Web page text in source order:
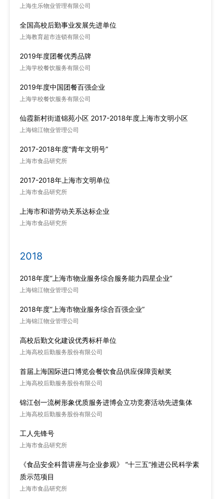
上海生乐物业管理有限公司
全国高校后勤事业发展先进单位
上海教育超市连锁有限公司
2019年度团餐优秀品牌
上海学校餐饮服务有限公司
2019年度中国团餐百强企业
上海学校餐饮服务有限公司
仙霞新村街道锦苑小区 2017-2018年度上海市文明小区
上海锦江物业管理公司
2017-2018年度“青年文明号”
上海市食品研究所
2017-2018年上海市文明单位
上海市食品研究所
上海市和谐劳动关系达标企业
上海市食品研究所
2018
2018年度“上海市物业服务综合服务能力四星企业”
上海锦江物业管理公司
2018年度“上海市物业服务综合百强企业”
上海锦江物业管理公司
高校后勤文化建设优秀标杆单位
上海高校后勤服务股份有限公司
首届上海国际进口博览会餐饮食品供应保障贡献奖
上海高校后勤服务股份有限公司
锦江创一流树形象优质服务进博会立功竞赛活动先进集体
上海高校后勤服务股份有限公司
工人先锋号
上海市食品研究所
《食品安全科普讲座与企业参观》 “十三五”推进公民科学素
质示范项目
上海市食品研究所